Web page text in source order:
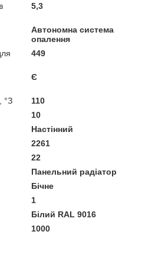
5,3
Автономна система
опалення
449
Є
°З
110
10
Настінний
2261
22
Панельний радіатор
Бічне
1
Білий RAL 9016
1000